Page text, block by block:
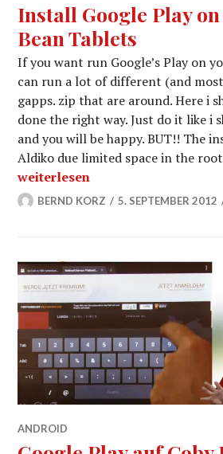
Install Google Play on
Bean Tablets
If you want run Google’s Play on
can run a lot of different (and
gapps. zip that are around. Here i
done the right way. Just do it like i
and you will be happy. BUT!! The
Aldiko due limited space in the
Install Google Play on Coby’s
weiterlesen
BERND KORZ 5. SEPTEMBER 2012
ANDROID